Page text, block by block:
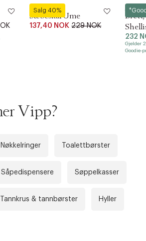
Salg 40%
Zone
Sæbeskål Ume
137,40 NOK 229 NOK
Meraki
Brett,
232
Gjelder
Goodie-
Vipp?
Nøkkelringer Toalettbørster
Såpedispensere Søppelkasser
Tannkrus & tannbørster Hyller